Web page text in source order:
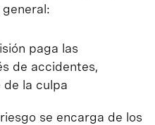
paga las
de accidentes,
la culpa
se encarga de los